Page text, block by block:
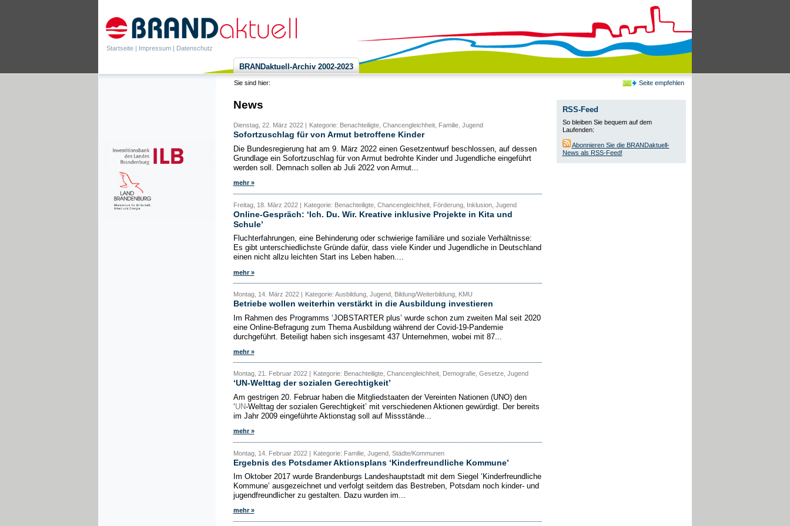
Startseite | Impressum | Datenschutz
Seite empfehlen
BRANDaktuell-Archiv 2002-2023
Sie sind hier:
News
Dienstag, 22. März 2022 | Kategorie: Benachteiligte, Chancengleichheit, Familie, Jugend
Sofortzuschlag für von Armut betroffene Kinder
Die Bundesregierung hat am 9. März 2022 einen Gesetzentwurf beschlossen, auf dessen
Grundlage ein Sofortzuschlag für von Armut bedrohte Kinder und Jugendliche eingeführt
werden soll. Demnach sollen ab Juli 2022 von Armut...
mehr »
Freitag, 18. März 2022 | Kategorie: Benachteiligte, Chancengleichheit, Förderung, Inklusion, Jugend
Online-Gespräch: ‘Ich. Du. Wir. Kreative inklusive Projekte in Kita und
Schule’
Fluchterfahrungen, eine Behinderung oder schwierige familiäre und soziale Verhältnisse:
Es gibt unterschiedlichste Gründe dafür, dass viele Kinder und Jugendliche in Deutschland
einen nicht allzu leichten Start ins Leben haben....
mehr »
Montag, 14. März 2022 | Kategorie: Ausbildung, Jugend, Bildung/Weiterbildung, KMU
Betriebe wollen weiterhin verstärkt in die Ausbildung investieren
Im Rahmen des Programms ‘JOBSTARTER plus’ wurde schon zum zweiten Mal seit 2020
eine Online-Befragung zum Thema Ausbildung während der Covid-19-Pandemie
durchgeführt. Beteiligt haben sich insgesamt 437 Unternehmen, wobei mit 87...
mehr »
Montag, 21. Februar 2022 | Kategorie: Benachteiligte, Chancengleichheit, Demografie, Gesetze, Jugend
‘UN-Welttag der sozialen Gerechtigkeit’
Am gestrigen 20. Februar haben die Mitgliedstaaten der Vereinten Nationen (UNO) den
‘UN-Welttag der sozialen Gerechtigkeit’ mit verschiedenen Aktionen gewürdigt. Der bereits
im Jahr 2009 eingeführte Aktionstag soll auf Missstände...
mehr »
Montag, 14. Februar 2022 | Kategorie: Familie, Jugend, Städte/Kommunen
Ergebnis des Potsdamer Aktionsplans ‘Kinderfreundliche Kommune’
Im Oktober 2017 wurde Brandenburgs Landeshauptstadt mit dem Siegel ‘Kinderfreundliche
Kommune’ ausgezeichnet und verfolgt seitdem das Bestreben, Potsdam noch kinder- und
jugendfreundlicher zu gestalten. Dazu wurden im...
mehr »
RSS-Feed
So bleiben Sie bequem auf dem
Laufenden:
Abonnieren Sie die BRANDaktuell-
News als RSS-Feed!